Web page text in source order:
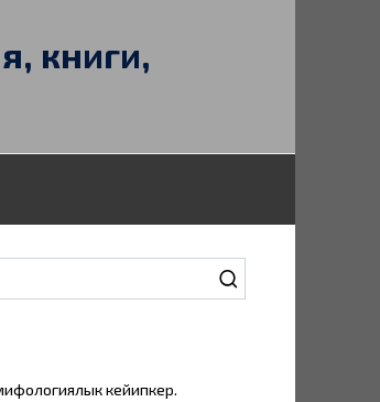
книги,
кейипкер.